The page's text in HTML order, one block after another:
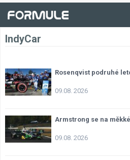
IndyCar
Rosenqvist podruhé
09.08. 2026
Armstrong se na
09.08. 2026